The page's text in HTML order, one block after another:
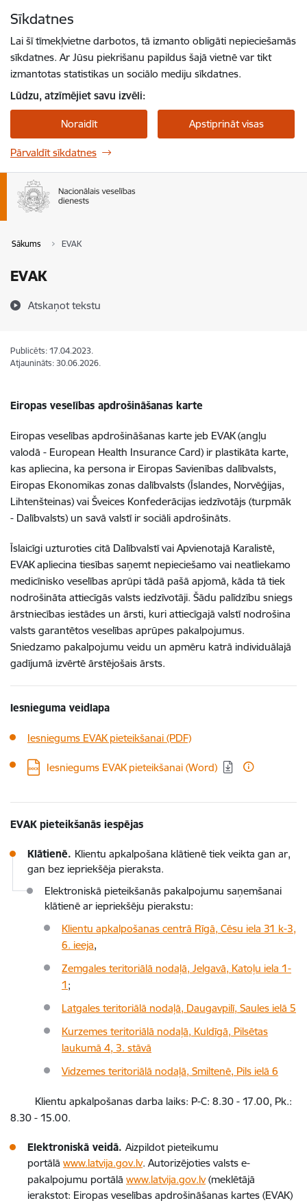
Sīkdatnes
Lai šī tīmekļvietne darbotos, tā izmanto obligāti nepieciešamās
sīkdatnes. Ar Jūsu piekrišanu papildus šajā vietnē var tikt
izmantotas statistikas un sociālo mediju sīkdatnes.
Lūdzu, atzīmējiet savu izvēli:
Noraidīt Apstiprināt visas
Pārvaldīt sīkdatnes
Sākums EVAK
EVAK
Atskaņot tekstu
Publicēts: 17.04.2023.
Atjaunināts: 30.06.2026.
Eiropas veselības apdrošināšanas karte
Eiropas veselības apdrošināšanas karte jeb EVAK (angļu
valodā - European Health Insurance Card) ir plastikāta karte,
kas apliecina, ka persona ir Eiropas Savienības dalībvalsts,
Eiropas Ekonomikas zonas dalībvalsts (Īslandes, Norvēģijas,
Lihtenšteinas) vai Šveices Konfederācijas iedzīvotājs (turpmāk
- Dalībvalsts) un savā valstī ir sociāli apdrošināts.
Īslaicīgi uzturoties citā Dalībvalstī vai Apvienotajā Karalistē,
EVAK apliecina tiesības saņemt nepieciešamo vai neatliekamo
medicīnisko veselības aprūpi tādā pašā apjomā, kāda tā tiek
nodrošināta attiecīgās valsts iedzīvotāji. Šādu palīdzību sniegs
ārstniecības iestādes un ārsti, kuri attiecīgajā valstī nodrošina
valsts garantētos veselības aprūpes pakalpojumus.
Sniedzamo pakalpojumu veidu un apmēru katrā individuālajā
gadījumā izvērtē ārstējošais ārsts.
Iesnieguma veidlapa
Iesniegums EVAK pieteikšanai (PDF)
Lejupielādēt:
Iesniegums EVAK pieteikšanai (Word)
EVAK pieteikšanās iespējas
Klātienē. Klientu apkalpošana klātienē tiek veikta gan ar,
gan bez iepriekšēja pieraksta.
Elektroniskā pieteikšanās pakalpojumu saņemšanai
klātienē ar iepriekšēju pierakstu:
Klientu apkalpošanas centrā Rīgā, Cēsu iela 31 k-3,
6. ieeja,
Zemgales teritoriālā nodaļā, Jelgavā, Katoļu iela 1-
1;
Latgales teritoriālā nodaļā, Daugavpilī, Saules ielā 5
Kurzemes teritoriālā nodaļā, Kuldīgā, Pilsētas
laukumā 4, 3. stāvā
Vidzemes teritoriālā nodaļā, Smiltenē, Pils ielā 6
Klientu apkalpošanas darba laiks: P-C: 8.30 - 17.00, Pk.:
8.30 - 15.00.
Elektroniskā veidā. Aizpildot pieteikumu
portālā www.latvija.gov.lv. Autorizējoties valsts e-
pakalpojumu portālā www.latvija.gov.lv(meklētājā
ierakstot: Eiropas veselības apdrošināšanas kartes (EVAK)